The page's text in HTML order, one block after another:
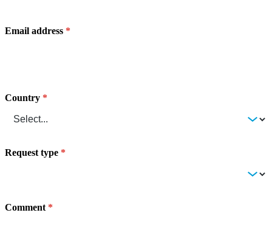
Email address
Country
Request type
Comment